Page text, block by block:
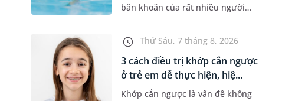
băn khoăn của rất nhiều người
trường hợp thường xuyên bơi ở
những hồ bơi nhân tạo. Bài v...
Thứ Sáu, 7 tháng 8, 2026
3 cách điều trị khớp cắn ngược
ở trẻ em dễ thực hiện, hiệ...
Khớp cắn ngược là vấn đề không